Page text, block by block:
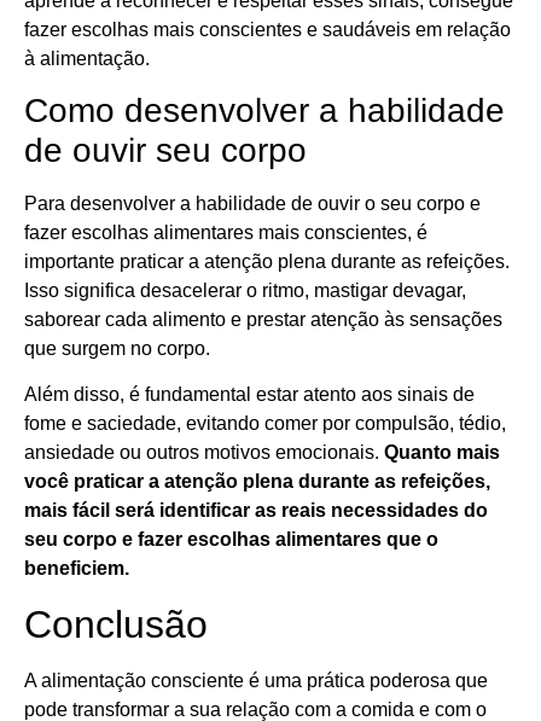
fazer escolhas mais conscientes e saudáveis em relação
à alimentação.
Como desenvolver a habilidade
de ouvir seu corpo
Para desenvolver a habilidade de ouvir o seu corpo e
fazer escolhas alimentares mais conscientes, é
importante praticar a atenção plena durante as refeições.
Isso significa desacelerar o ritmo, mastigar devagar,
saborear cada alimento e prestar atenção às sensações
que surgem no corpo.
Além disso, é fundamental estar atento aos sinais de
fome e saciedade, evitando comer por compulsão, tédio,
ansiedade ou outros motivos emocionais. Quanto mais
você praticar a atenção plena durante as refeições,
mais fácil será identificar as reais necessidades do
seu corpo e fazer escolhas alimentares que o
beneficiem.
Conclusão
A alimentação consciente é uma prática poderosa que
pode transformar a sua relação com a comida e com o